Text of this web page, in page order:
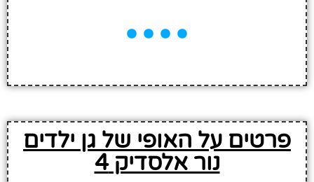
פרטים על האופי של גן ילדים
נור אלסדיק 4